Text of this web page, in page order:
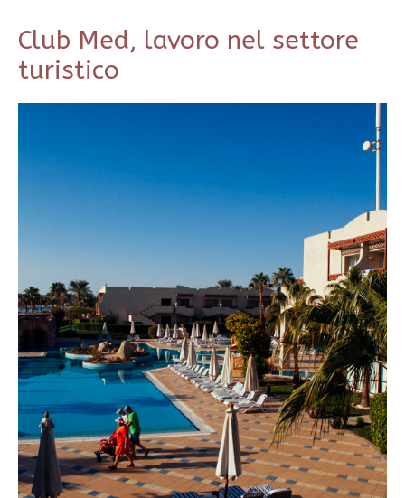
Club Med, lavoro nel settore
turistico